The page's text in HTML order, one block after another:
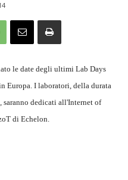
le date degli ultimi Lab Days
Europa. I laboratori, della durata
saranno dedicati all'Internet of
di Echelon.